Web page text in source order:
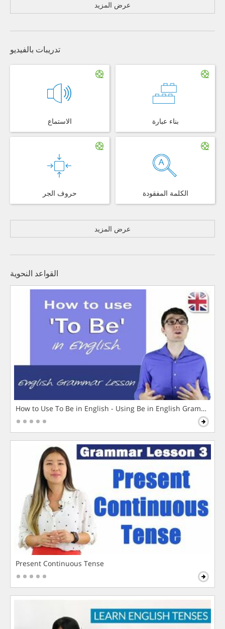
عرض المزيد
تدريبات بالفيديو
الاستماع بناء عبارة
حروف الجر الكلمة المفقودة
عرض المزيد
القواعد النحوية
How to Use To Be in English - Using Be in English Grammar
Present Continuous Tense